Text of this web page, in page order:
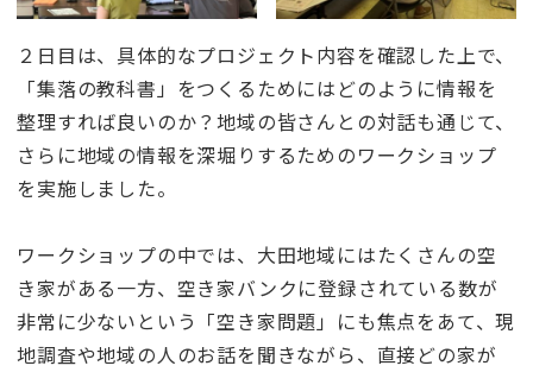
２日目は、具体的なプロジェクト内容を確認した上で、
「集落の教科書」をつくるためにはどのように情報を
整理すれば良いのか？地域の皆さんとの対話も通じて、
さらに地域の情報を深堀りするためのワークショップ
を実施しました。
ワークショップの中では、大田地域にはたくさんの空
き家がある一方、空き家バンクに登録されている数が
非常に少ないという「空き家問題」にも焦点をあて、現
地調査や地域の人のお話を聞きながら、直接どの家が